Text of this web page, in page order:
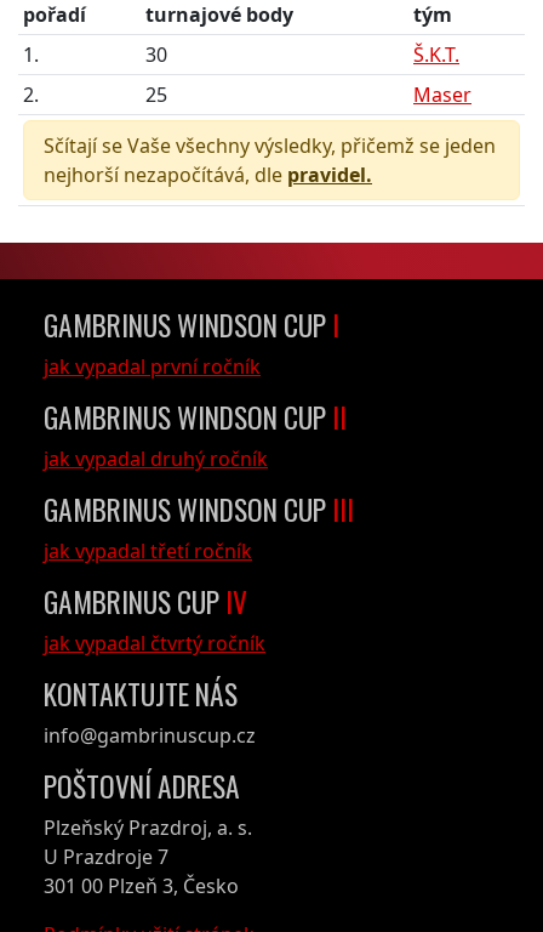
pořadí turnajové body
tým
1.
30
Š.K.T.
2.
25
Maser
Sčítají se Vaše všechny výsledky, přičemž se jeden
nejhorší nezapočítává, dle pravidel.
GAMBRINUS WINDSON CUP I
jak vypadal první ročník
GAMBRINUS WINDSON CUP II
jak vypadal druhý ročník
GAMBRINUS WINDSON CUP III
jak vypadal třetí ročník
GAMBRINUS CUP IV
jak vypadal čtvrtý ročník
KONTAKTUJTE NÁS
info@gambrinuscup.cz
POŠTOVNÍ ADRESA
Plzeňský Prazdroj, a. s.
U Prazdroje 7
301 00 Plzeň 3, Česko